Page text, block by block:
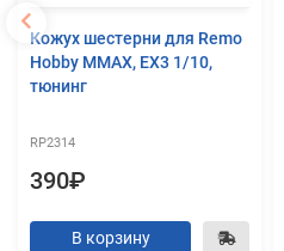
Кожух шестерни для Remo
Hobby MMAX, EX3 1/10,
тюнинг
RP2314
390₽
В корзину